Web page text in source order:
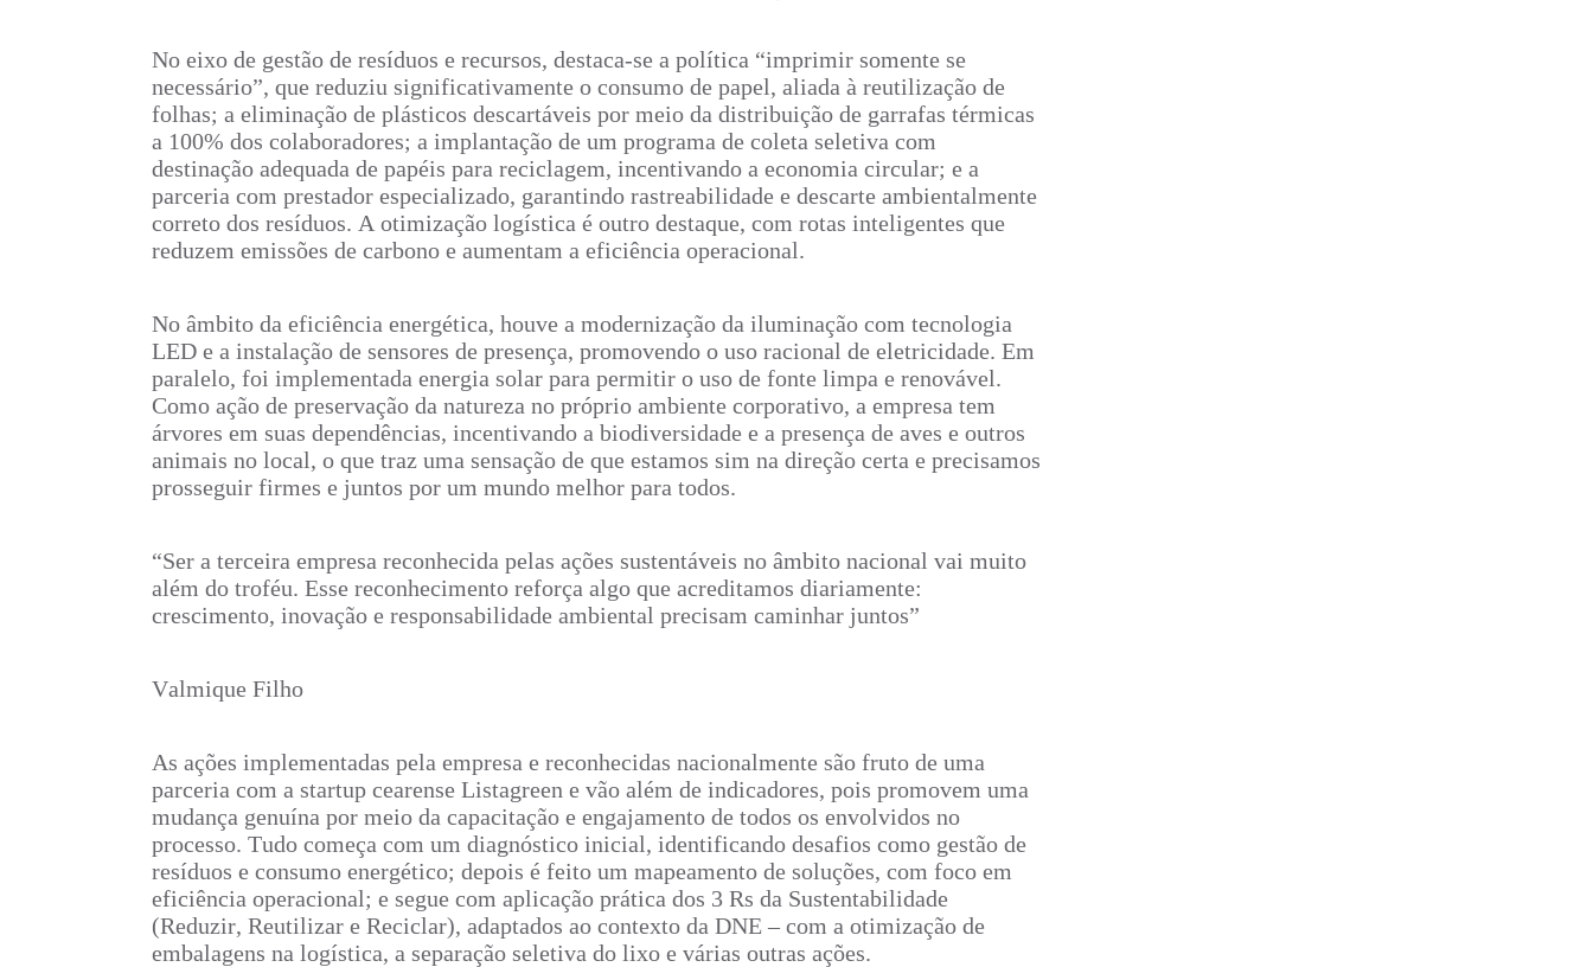
No eixo de gestão de resíduos e recursos, destaca-se a política “imprimir somente se
necessário”, que reduziu significativamente o consumo de papel, aliada à reutilização de
folhas; a eliminação de plásticos descartáveis por meio da distribuição de garrafas térmicas
a 100% dos colaboradores; a implantação de um programa de coleta seletiva com
destinação adequada de papéis para reciclagem, incentivando a economia circular; e a
parceria com prestador especializado, garantindo rastreabilidade e descarte ambientalmente
correto dos resíduos. A otimização logística é outro destaque, com rotas inteligentes que
reduzem emissões de carbono e aumentam a eficiência operacional.
No âmbito da eficiência energética, houve a modernização da iluminação com tecnologia
LED e a instalação de sensores de presença, promovendo o uso racional de eletricidade. Em
paralelo, foi implementada energia solar para permitir o uso de fonte limpa e renovável.
Como ação de preservação da natureza no próprio ambiente corporativo, a empresa tem
árvores em suas dependências, incentivando a biodiversidade e a presença de aves e outros
animais no local, o que traz uma sensação de que estamos sim na direção certa e precisamos
prosseguir firmes e juntos por um mundo melhor para todos.
“Ser a terceira empresa reconhecida pelas ações sustentáveis no âmbito nacional vai muito
além do troféu. Esse reconhecimento reforça algo que acreditamos diariamente:
crescimento, inovação e responsabilidade ambiental precisam caminhar juntos”
Valmique Filho
As ações implementadas pela empresa e reconhecidas nacionalmente são fruto de uma
parceria com a startup cearense Listagreen e vão além de indicadores, pois promovem uma
mudança genuína por meio da capacitação e engajamento de todos os envolvidos no
processo. Tudo começa com um diagnóstico inicial, identificando desafios como gestão de
resíduos e consumo energético; depois é feito um mapeamento de soluções, com foco em
eficiência operacional; e segue com aplicação prática dos 3 Rs da Sustentabilidade
(Reduzir, Reutilizar e Reciclar), adaptados ao contexto da DNE – com a otimização de
embalagens na logística, a separação seletiva do lixo e várias outras ações.